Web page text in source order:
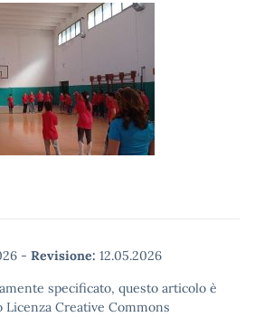
- Revisione: 12.05.2026
specificato, questo articolo è
Creative Commons